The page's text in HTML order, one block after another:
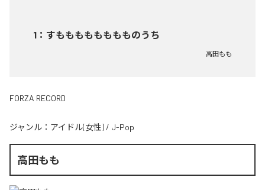
1 ： すもももももももものうち
高田もも
FORZA RECORD
ジャンル： アイドル(女性) / J-Pop
高田もも